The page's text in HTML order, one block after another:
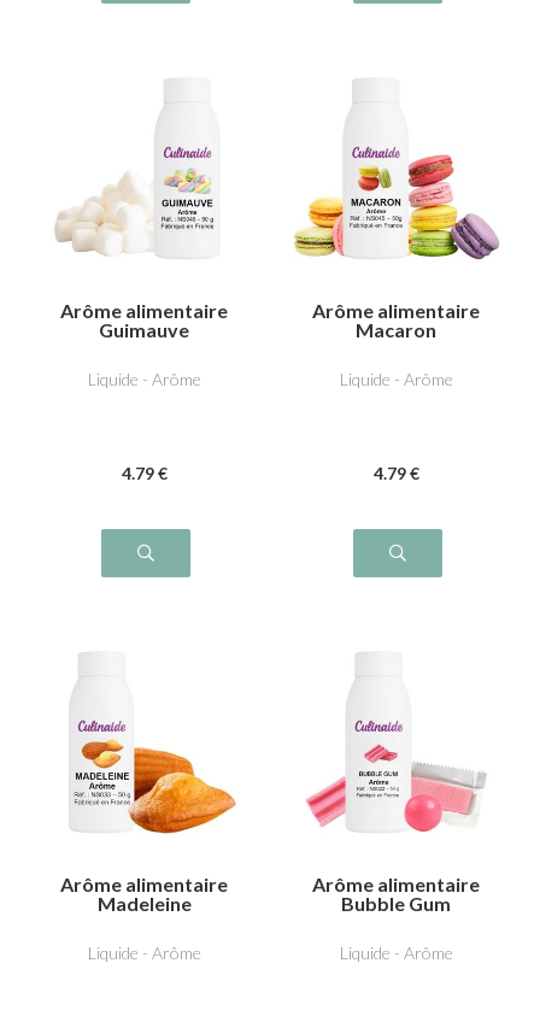
Arôme alimentaire
Guimauve
Liquide - Arôme
4.79 €
Arôme alimentaire
Macaron
Liquide - Arôme
4.79 €
Arôme alimentaire
Madeleine
Liquide - Arôme
Arôme alimentaire
Bubble Gum
Liquide - Arôme